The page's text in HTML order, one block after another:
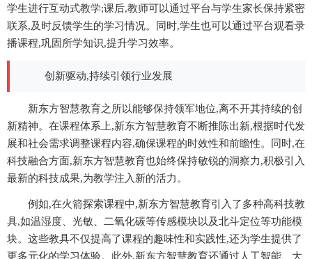
学生进行互动式教学;课后,教师可以通过平台与学生家长保持紧密
联系,及时反馈学生的学习情况。同时,学生也可以通过平台观看录
播课程,巩固所学知识,提升学习效率。
创新驱动,持续引领行业发展
新东方智慧教育之所以能够保持领军地位,离不开其持续的创
新精神。在课程体系上,新东方智慧教育不断推陈出新,根据时代发
展和社会需求调整课程内容,确保课程的时效性和前瞻性。同时,在
科技融合方面,新东方智慧教育也始终保持敏锐的洞察力,积极引入
最新的科技成果,为教学注入新的活力。
例如,在火箭探索课程中,新东方智慧教育引入了多种高科技教
具,如温湿度、光敏、二氧化碳等传感模块以及北斗定位等功能模
块。这些教具不仅提高了课程的趣味性和实践性,还为学生提供了
更多元化的学习体验。此外,新东方智慧教育还通过人工智能、大